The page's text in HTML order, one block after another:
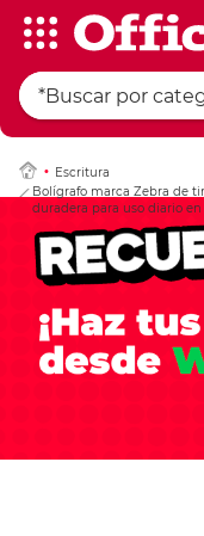
Escritura
Bolígrafo marca Zebra de
duradera para uso diario